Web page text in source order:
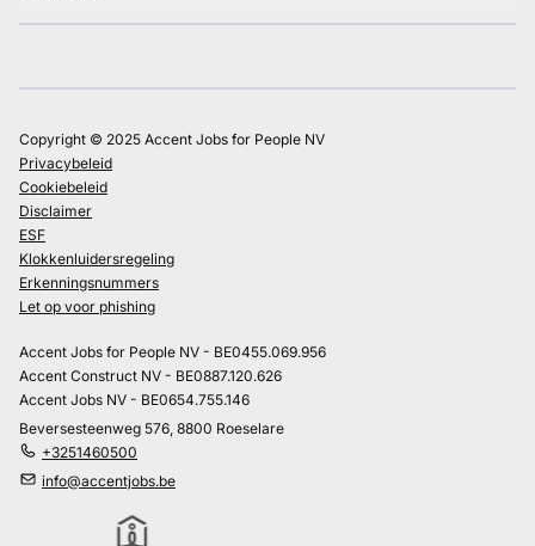
Copyright © 2025 Accent Jobs for People NV
Privacybeleid
Cookiebeleid
Disclaimer
ESF
Klokkenluidersregeling
Erkenningsnummers
Let op voor phishing
Accent Jobs for People NV - BE0455.069.956
Accent Construct NV - BE0887.120.626
Accent Jobs NV - BE0654.755.146
Beversesteenweg 576, 8800 Roeselare
+3251460500
info@accentjobs.be